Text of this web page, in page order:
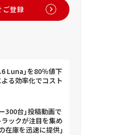
ご登録
Luna」を80％値下
る効率化でコスト
300台」投稿動画で
ックが注目を集め
庫を迅速に提供」